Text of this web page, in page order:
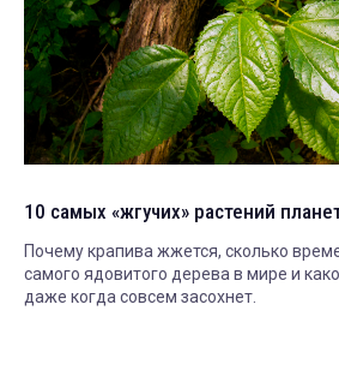
10 самых «жгучих» растений
Почему крапива жжется, сколько
самого ядовитого дерева в мире и
даже когда совсем засохнет.